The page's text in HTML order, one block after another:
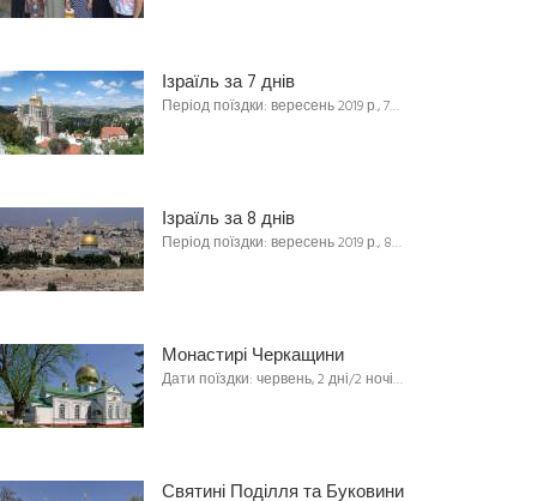
Ізраїль за 7 днів
Період поїздки: вересень 2019 р., 7…
Ізраїль за 8 днів
Період поїздки: вересень 2019 р., 8…
Монастирі Черкащини
Дати поїздки: червень, 2 дні/2 ночі…
Святині Поділля та Буковини